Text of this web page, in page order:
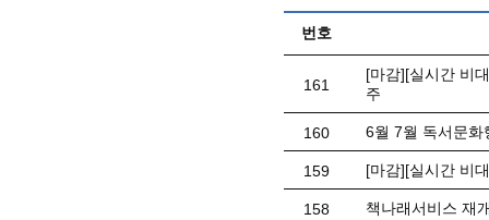
번호
161
[마감][실시간 비
주
160 6월 7월 독서문화
159 [마감][실시간 비
158 책나래서비스 재